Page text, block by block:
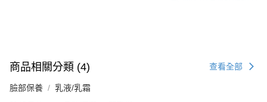
商品相關分類 (4) 查看全部
臉部保養 乳液/乳霜